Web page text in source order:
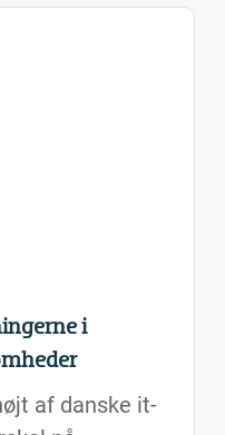
i
af danske it-